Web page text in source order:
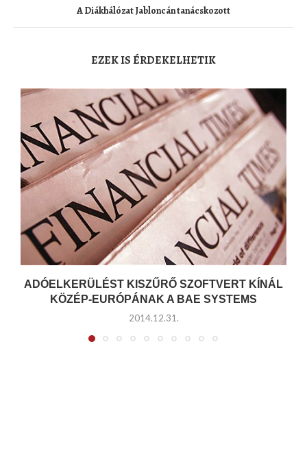
A Diákhálózat Jabloncán tanácskozott
EZEK IS ÉRDEKELHETIK
ADÓELKERÜLÉST KISZŰRŐ SZOFTVERT KÍNÁL
KÖZÉP-EURÓPÁNAK A BAE SYSTEMS
2014.12.31.